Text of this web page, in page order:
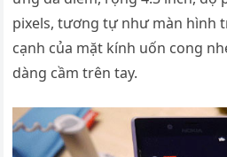
pixels, tương tự như màn hình
cạnh của mặt kính uốn cong
dàng cầm trên tay.